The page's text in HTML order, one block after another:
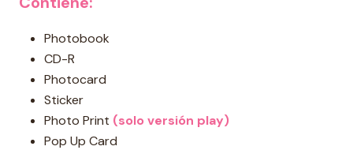
Photobook
CD-R
Photocard
Sticker
Photo Print (solo versión play)
Pop Up Card